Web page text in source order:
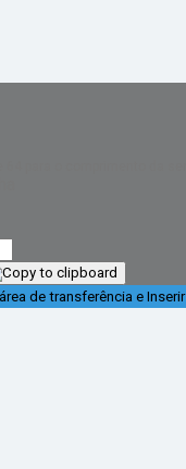
de transferência e Inserir